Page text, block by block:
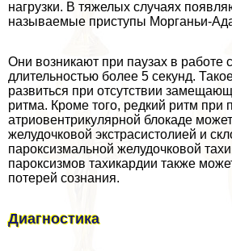
нагрузки. В тяжелых случаях
называемые приступы Морганьи-
Они возникают при паузах в работе
длительностью более 5 секунд.
развиться при отсутствии
ритма. Кроме того, редкий ритм при
атриовентрикулярной блокаде
желудочковой экстрасистолией и
пароксизмальной желудочковой
пароксизмов тахикардии также
потерей сознания.
Диагностика